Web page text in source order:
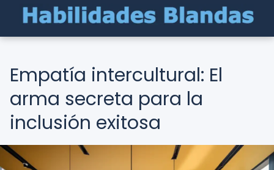
Empatía intercultural: El
arma secreta para la
inclusión exitosa